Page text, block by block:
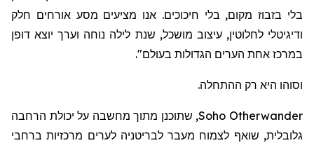
בלי בזבוז מקום, בלי חיכוכים. אנו מציעים מסע אורחים חלק
ודיגיטלי לחלוטין, עיצוב מושכל, שנת לילה נוחה וערך יוצא דופן
במרכז אחת הערים הגדולות בעולם".
וסוהו היא רק ההתחלה.
Otherwander
Soho, שתוכנן מתוך מחשבה על יכולת הרחבה
גלובלית, שואף לצמוח מעבר לבריטניה לערים מרכזיות ברחבי